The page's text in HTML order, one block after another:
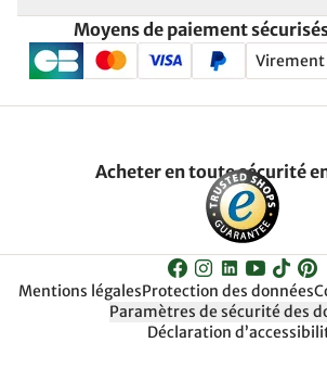
Moyens de paiement
Acheter en toute sécurité
Mentions légalesProtection des données
Paramètres de sécurité des
Déclaration